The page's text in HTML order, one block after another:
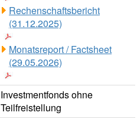
Rechenschaftsbericht
(31.12.2025)
Monatsreport / Factsheet
(29.05.2026)
Investmentfonds ohne
Teilfreistellung